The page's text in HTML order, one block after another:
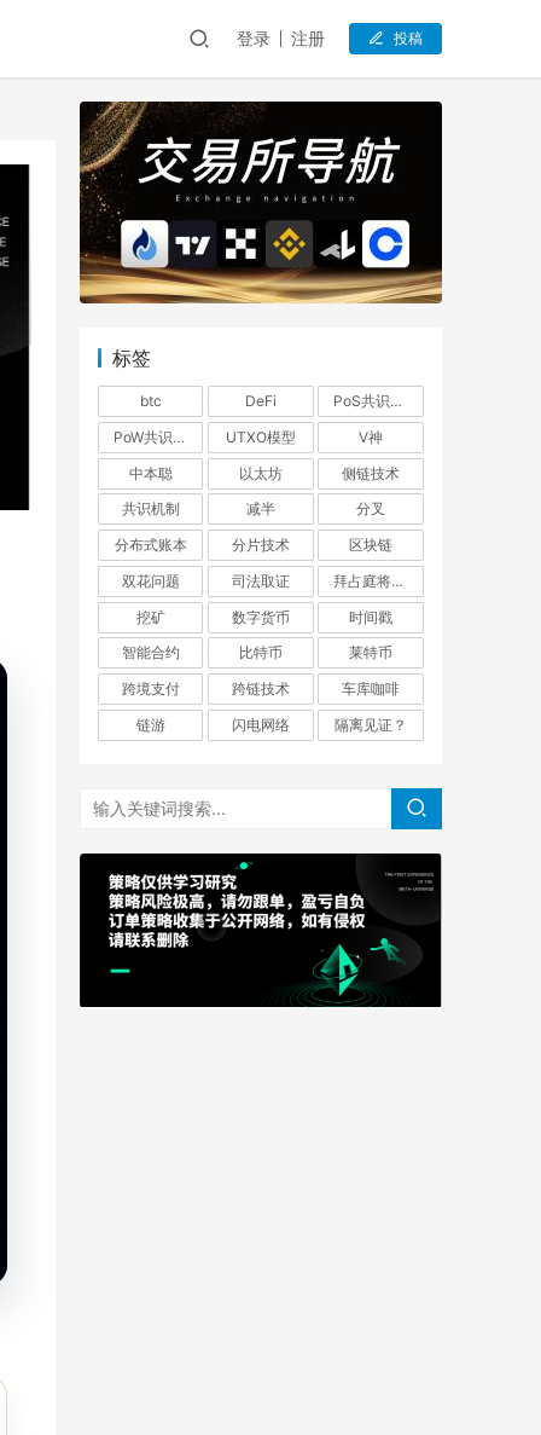
登录 注册 投稿
标签
btc DeFi
PoS共识机制
PoW共识机制
UTXO模型
V神
中本聪
以太坊
侧链技术
共识机制
减半
分叉
分布式账本
分片技术
区块链
双花问题
司法取证
拜占庭将军问题
挖矿
数字货币
时间戳
智能合约
比特币
莱特币
跨境支付
跨链技术
车库咖啡
链游
闪电网络 隔离见证？